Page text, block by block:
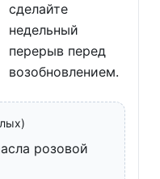
сделайте
недельный
перерыв перед
возобновлением.
розовой